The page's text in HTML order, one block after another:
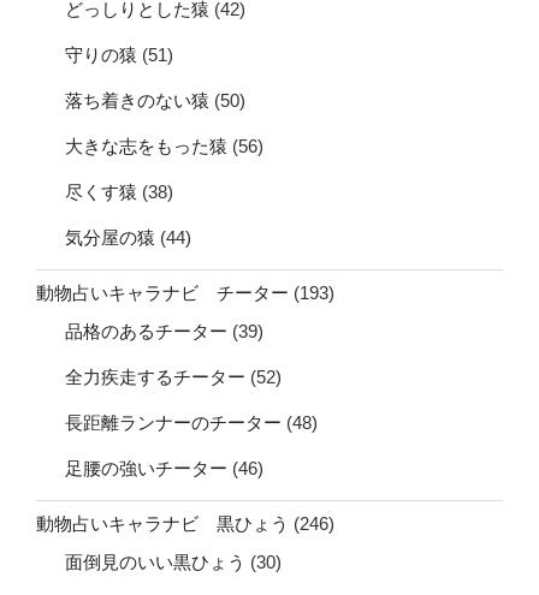
どっしりとした猿 (42)
守りの猿 (51)
落ち着きのない猿 (50)
大きな志をもった猿 (56)
尽くす猿 (38)
気分屋の猿 (44)
動物占いキャラナビ チーター (193)
品格のあるチーター (39)
全力疾走するチーター (52)
長距離ランナーのチーター (48)
足腰の強いチーター (46)
動物占いキャラナビ 黒ひょう (246)
面倒見のいい黒ひょう (30)